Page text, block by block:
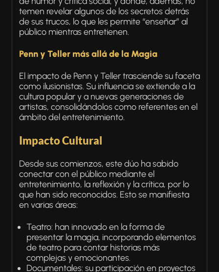
temen revelar algunos de los secretos detrás
de sus trucos, lo que les permite “enseñar” al
público mientras entretienen.
Penn y Teller más allá de la Magia
El impacto de Penn y Teller trasciende su faceta
como ilusionistas. Su influencia se extiende a la
cultura popular y a nuevas generaciones de
artistas, consolidándolos como referentes en el
ámbito del entretenimiento.
Impacto Cultural
Desde sus comienzos, este dúo ha sabido
conectar con el público mediante el
entretenimiento, la reflexión y la crítica, por lo
que han sido reconocidos. Esto se manifiesta
en varias áreas:
Teatro: han innovado en la forma de
presentar la magia, incorporando elementos
de teatro para contar historias más
complejas y emocionantes.
Documentales: su participación en proyectos